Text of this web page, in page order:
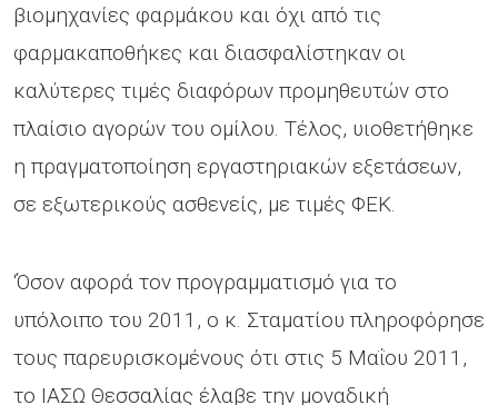
βιομηχανίες φαρμάκου και όχι από τις
φαρμακαποθήκες και διασφαλίστηκαν οι
καλύτερες τιμές διαφόρων προμηθευτών στο
πλαίσιο αγορών του ομίλου. Τέλος, υιοθετήθηκε
η πραγματοποίηση εργαστηριακών εξετάσεων,
σε εξωτερικούς ασθενείς, με τιμές ΦΕΚ.
‘Όσον αφορά τον προγραμματισμό για το
υπόλοιπο του 2011, ο κ. Σταματίου πληροφόρησε
τους παρευρισκομένους ότι στις 5 Μαΐου 2011,
το ΙΑΣΩ Θεσσαλίας έλαβε την μοναδική